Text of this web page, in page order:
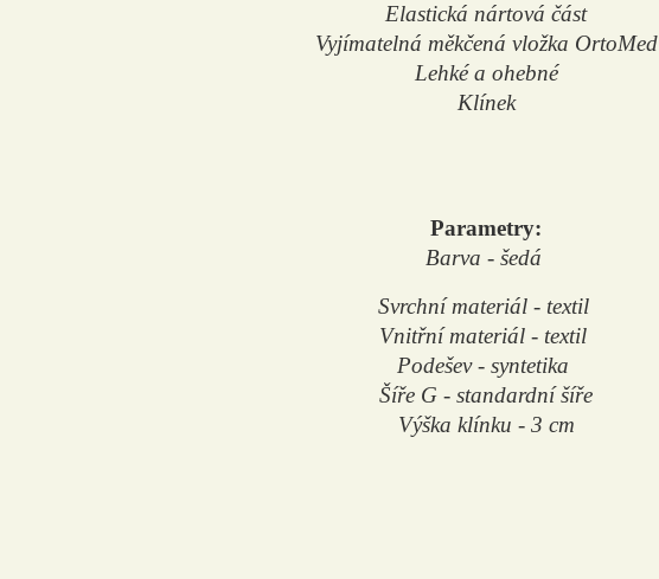
Elastická nártová část
Vyjímatelná měkčená vložka OrtoMed
Lehké a ohebné
Klínek
Parametry:
Barva - šedá
Svrchní materiál - textil
Vnitřní materiál - textil
Podešev - syntetika
Šíře G - standardní šíře
Výška klínku - 3 cm